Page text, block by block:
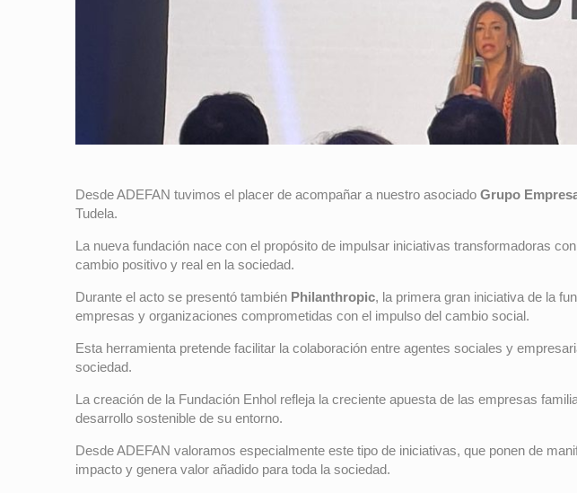
Desde ADEFAN tuvimos el placer de acompañar a nuestro asociado Grupo
Tudela.
La nueva fundación nace con el propósito de impulsar iniciativas transformadoras con
cambio positivo y real en la sociedad.
Durante el acto se presentó también Philanthropic, la primera gran iniciativa de la
empresas y organizaciones comprometidas con el impulso del cambio social.
Esta herramienta pretende facilitar la colaboración entre agentes sociales y
sociedad.
La creación de la Fundación Enhol refleja la creciente apuesta de las empresas
desarrollo sostenible de su entorno.
Desde ADEFAN valoramos especialmente este tipo de iniciativas, que ponen de
impacto y genera valor añadido para toda la sociedad.